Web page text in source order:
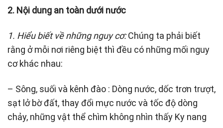
2. Nội dung an toàn dưới nước
1. Hiểu biết về những nguy cơ:Chúng ta phải biết
rằng ở mỗi nơi riêng biệt thì đều có những mối nguy
cơ khác nhau:
– Sông, suối và kênh đào : Dòng nước, dốc trơn trượt,
sạt lở bờ đất, thay đổi mực nước và tốc độ dòng
chảy, những vật thể chìm không nhìn thấy Ky nang